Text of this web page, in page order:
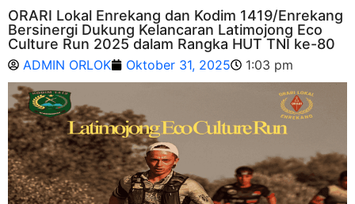
ORARI Lokal Enrekang dan Kodim 1419/Enrekang
Bersinergi Dukung Kelancaran Latimojong Eco
Culture Run 2025 dalam Rangka HUT TNI ke-80
ADMIN ORLOK Oktober 31, 2025 1:03 pm